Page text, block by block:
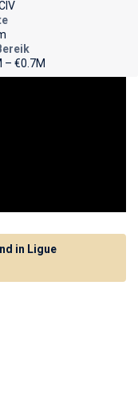
– €0.7M
in Ligue